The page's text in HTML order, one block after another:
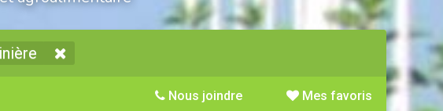
Mes favoris
Nous joindre